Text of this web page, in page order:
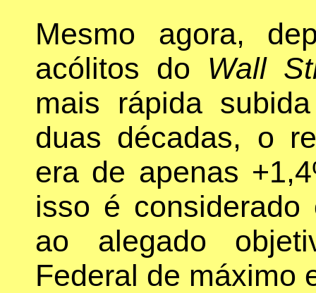
Mesmo agora,
acólitos do Wall
mais rápida
duas décadas, o
era de apenas
isso é
ao alegado
Federal de máximo